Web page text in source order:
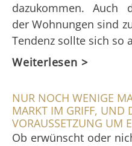
dazukommen. Auch
der Wohnungen sind
Tendenz sollte sich so
Weiterlesen >
NUR NOCH WENIGE
MARKT IM GRIFF, UND
VORAUSSETZUNG UM
Ob erwünscht oder